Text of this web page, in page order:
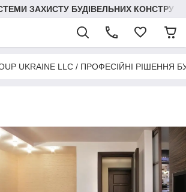
ЗАХИСТУ БУДІВЕЛЬНИХ КОНСТРУКЦІЙ
UKRAINE LLC / ПРОФЕСІЙНІ РІШЕННЯ